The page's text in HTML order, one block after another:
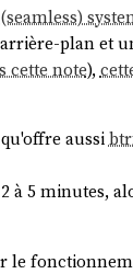
plan et
cette note),
aussi
5 minutes,
le